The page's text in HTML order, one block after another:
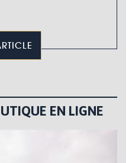
EN LIGNE